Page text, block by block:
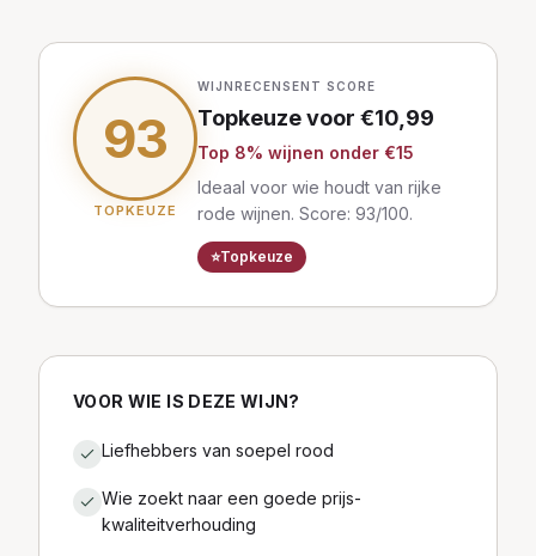
93
TOPKEUZE
WIJNRECENSENT SCORE
Topkeuzevoor €10,99
Top 8% wijnen onder €15
Ideaal voor wie houdt van rijke
rode wijnen. Score: 93/100.
⭐Topkeuze
VOOR WIE IS DEZE WIJN?
Liefhebbers van soepel rood
Wie zoekt naar een goede prijs-
kwaliteitverhouding